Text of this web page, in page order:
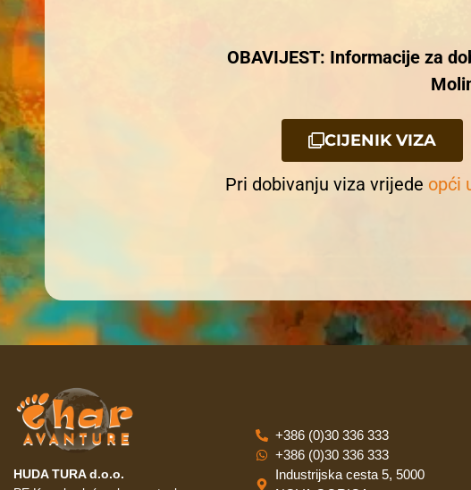
OBAVIJEST: Informacije za
CIJENIK VIZA
Pri dobivanju viza vrijede opći
HUDA TURA d.o.o.
+386 (0)30 336 333
+386 (0)30 336 333
Industrijska cesta 5, 5000